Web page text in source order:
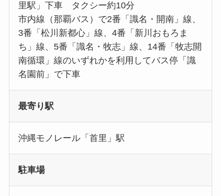
里駅」下車 タクシー約10分
市内線（那覇バス）で2番「識名・開南」線、
3番「松川新都心」線、4番「新川おもろま
ち」線、5番「識名・牧志」線、14番「牧志開
南循環」線のいずれかを利用してバス停「識
名園前」で下車
最寄り駅
沖縄モノレール「首里」駅
駐車場